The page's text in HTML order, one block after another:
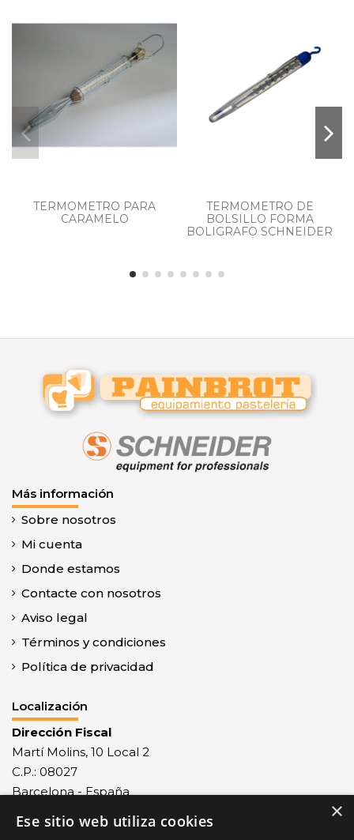
TERMOMETRO PARA
CARAMELO
TERMOMETRO DE
BOLSILLO FORMA
BOLIGRAFO SCHNEIDER
Más información
Sobre nosotros
Mi cuenta
Donde estamos
Contacte con nosotros
Aviso legal
Términos y condiciones
Política de privacidad
Localización
Dirección Fiscal
Martí Molins, 10 Local 2
C.P.: 08027
Barcelona - España
Recepción mercancías
×
Ese sitio web utiliza cookies